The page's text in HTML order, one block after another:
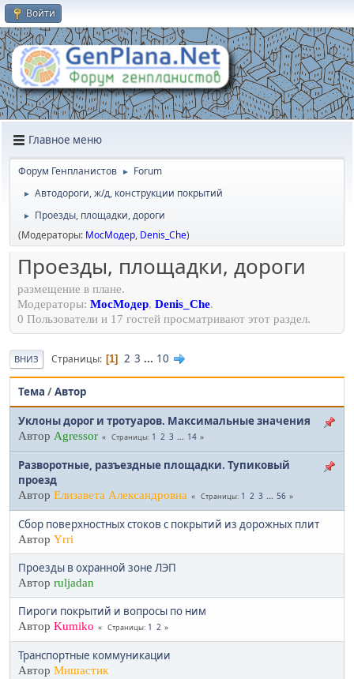
Войти
Главное меню
Форум Генпланистов ► Forum
► Автодороги, ж/д, конструкции покрытий
►
Проезды, площадки, дороги
(Модераторы: МосМодер, Denis_Che)
Проезды, площадки, дороги
размещение в плане.
Модераторы: МосМодер, Denis_Che.
0 Пользователи и 17 гостей просматривают этот раздел.
ВНИЗ Страницы 1 2 3 ... 10
Тема /Автор
Уклоны дорог и тротуаров. Максимальные значения
Автор Agressor Страницы 1 2 3 ... 14
Разворотные, разъездные площадки. Тупиковый
проезд
Автор Елизавета Александровна Страницы 1 2 3 ... 56
Сбор поверхностных стоков с покрытий из дорожных плит
Автор Yrri
Проезды в охранной зоне ЛЭП
Автор ruljadan
Пироги покрытий и вопросы по ним
Автор Kumiko Страницы 1 2
Транспортные коммуникации
Автор Мишастик